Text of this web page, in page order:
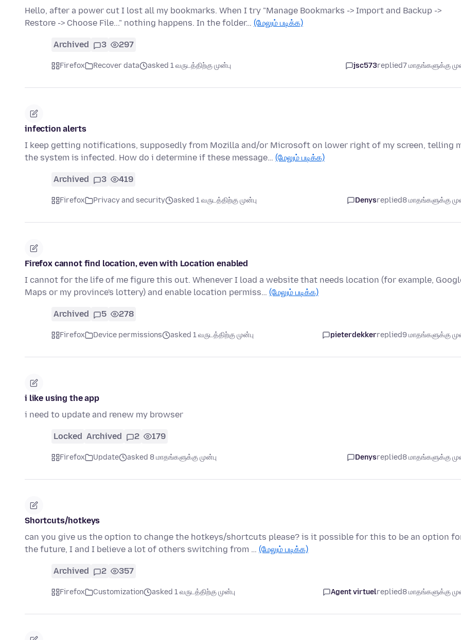
Hello, after a power cut I lost all my bookmarks. When I try "Manage Bookmarks -> Import and Backup ->
Restore -> Choose File..." nothing happens. In the folder… (மேலும் படிக்க)
Archived 3 297
Firefox Recover data asked 1 வருடத்திற்கு முன்பு jsc573replied7 மாதங்களுக்கு
infection alerts
I keep getting notifications, supposedly from Mozilla and/or Microsoft on lower right of my screen, telling
the system is infected. How do i determine if these message… (மேலும் படிக்க)
Archived 3 419
Firefox Privacy and security asked 1 வருடத்திற்கு முன்பு Denysreplied8 மாதங்களுக்கு
Firefox cannot find location, even with Location enabled
I cannot for the life of me figure this out. Whenever I load a website that needs location (for example,
Maps or my province's lottery) and enable location permiss… (மேலும் படிக்க)
Archived 5 278
Firefox Device permissions asked 1 வருடத்திற்கு முன்பு pieterdekkerreplied9 மாதங்களுக்கு
i like using the app
i need to update and renew my browser
Locked Archived 2 179
Firefox Update asked 8 மாதங்களுக்கு முன்பு Denysreplied8 மாதங்களுக்கு
Shortcuts/hotkeys
can you give us the option to change the hotkeys/shortcuts please? is it possible for this to be an option
the future, I and I believe a lot of others switching from … (மேலும் படிக்க)
Archived 2 357
Firefox Customization asked 1 வருடத்திற்கு முன்பு Agent virtuelreplied8 மாதங்களுக்கு